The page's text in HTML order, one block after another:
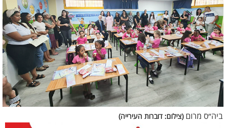
ביה״ס מרום (צילום: דוברות העירייה)